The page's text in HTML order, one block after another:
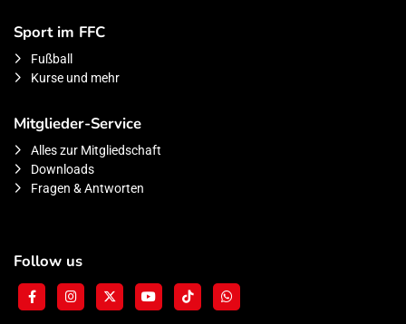
Sport im FFC
Fußball
Kurse und mehr
Mitglieder-Service
Alles zur Mitgliedschaft
Downloads
Fragen & Antworten
Follow us